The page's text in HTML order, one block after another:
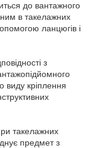
до вантажного
в такелажних
ланцюгів і
з
виду кріплення
такелажних
предмет з